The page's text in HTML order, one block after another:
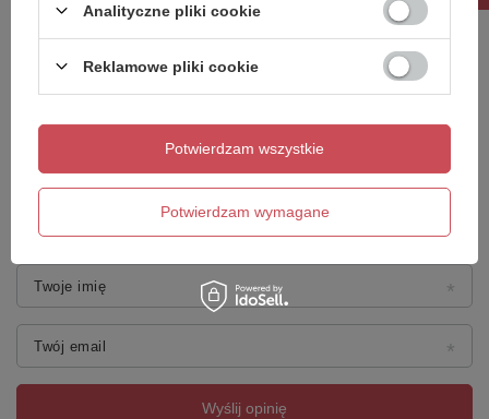
Treść twojej opinii
Dodaj własne zdjęcie produktu:
Twoje imię
Twój email
Wyślij opinię
Analityczne pliki cookie
Reklamowe pliki cookie
Potwierdzam wymagane
Potwierdzam wszystkie